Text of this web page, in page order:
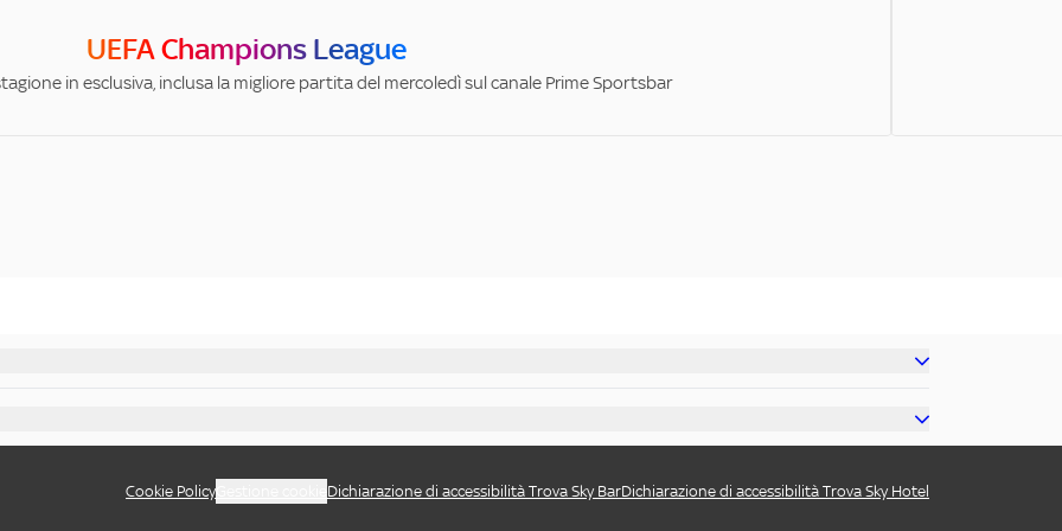
UEFA Champions League
in esclusiva, inclusa la migliore partita del mercoledì sul canale Prime Sportsbar
Cookie Policy Dichiarazione di accessibilità Trova Sky BarDichiarazione di accessibilità Trova Sky Hotel